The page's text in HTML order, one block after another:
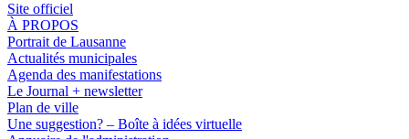
Site officiel
À PROPOS
Portrait de Lausanne
Actualités municipales
Agenda des manifestations
Le Journal + newsletter
Plan de ville
Une suggestion? – Boîte à idées virtuelle